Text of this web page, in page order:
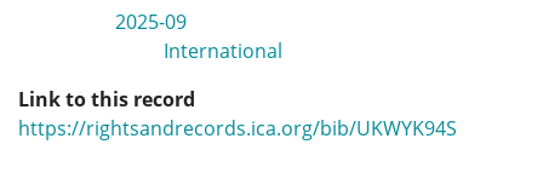
2025-09
International
Link to this record
https://rightsandrecords.ica.org/bib/UKWYK94S